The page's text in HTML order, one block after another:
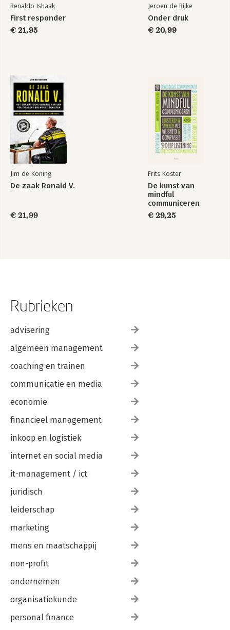
Renaldo Ishaak
First responder
€ 21,95
Jeroen de Rijke
Onder druk
€ 20,99
Jim de Koning
De zaak Ronald V.
€ 21,99
Frits Koster
De kunst van
mindful
communiceren
€ 29,25
Rubrieken
advisering
algemeen management
coaching en trainen
communicatie en media
economie
financieel management
inkoop en logistiek
internet en social media
it-management / ict
juridisch
leiderschap
marketing
mens en maatschappij
non-profit
ondernemen
organisatiekunde
personal finance